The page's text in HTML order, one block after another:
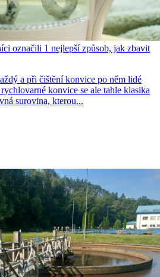
označili 1 nejlepší způsob, jak zbavit
a při čištění konvice po něm lidé
konvice se ale tahle klasika
surovina, kterou...